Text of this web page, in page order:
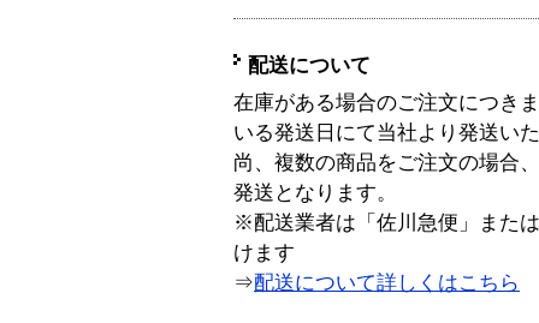
配送について
在庫がある場合のご注文につき
いる発送日にて当社より発送い
尚、複数の商品をご注文の場合
発送となります。
※配送業者は「佐川急便」また
けます
⇒配送について詳しくはこちら